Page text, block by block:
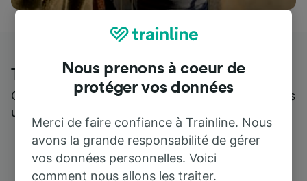
Trainline : l'avis de nos clients
Qui mieux pour parler de nous, que ceux qui nous
utilisent ?
Nous prenons à coeur de
protéger vos données
Merci de faire confiance à Trainline. Nous
avons la grande responsabilité de gérer
vos données personnelles. Voici
comment nous allons les traiter.